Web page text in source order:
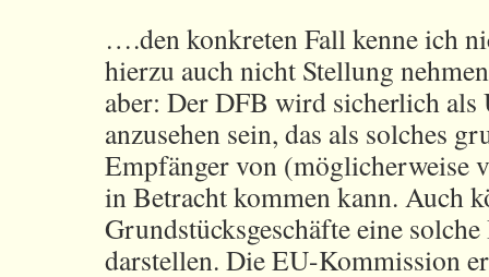
….den konkreten Fall kenne ich
hierzu auch nicht Stellung
aber: Der DFB wird sicherlich als
anzusehen sein, das als solches
Empfänger von (möglicherweise
in Betracht kommen kann. Auch
Grundstücksgeschäfte eine
darstellen. Die EU-Kommission